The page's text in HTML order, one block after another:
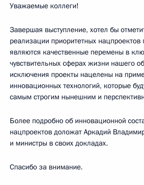
Уважаемые коллеги!
Завершая выступление, хотел бы
реализации приоритетных нацпроектов
являются качественные перемены в
чувствительных сферах жизни нашего
исключения проекты нацелены на
инновационных технологий, которые
самым строгим нынешним и
Более подробно об инновационной
нацпроектов доложат Аркадий
и министры в своих докладах.
Спасибо за внимание.